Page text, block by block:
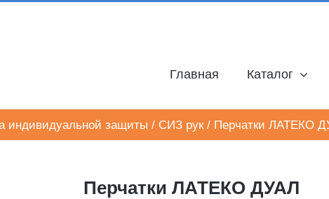
Главная Каталог
индивидуальной защиты / СИЗ рук / Перчатки ЛАТЕКО
Перчатки ЛАТЕКО ДУАЛ